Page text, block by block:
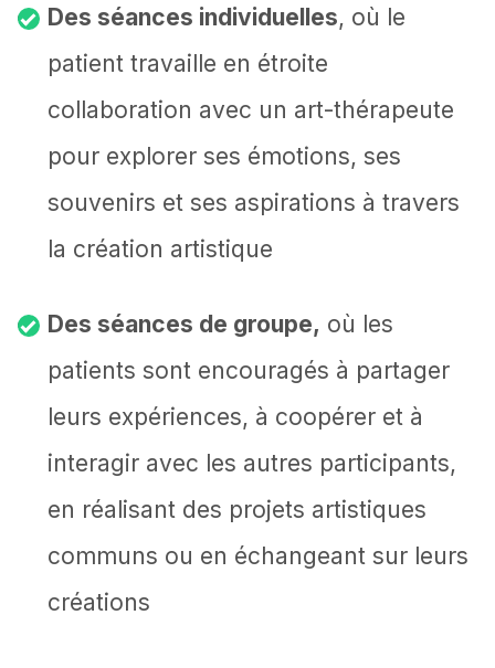
Des séances individuelles, où le
patient travaille en étroite
collaboration avec un art-thérapeute
pour explorer ses émotions, ses
souvenirs et ses aspirations à travers
la création artistique
Des séances de groupe, où les
patients sont encouragés à partager
leurs expériences, à coopérer et à
interagir avec les autres participants,
en réalisant des projets artistiques
communs ou en échangeant sur leurs
créations